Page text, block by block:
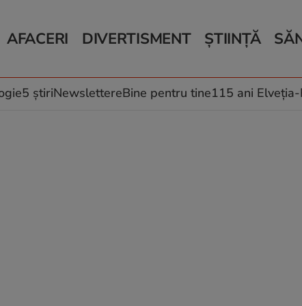
AFACERI
Auto
Locuri de muncă
DIVERTISMENT
Horoscop
Muzică și Filme
ȘTIINȚĂ
Schimbări
5 știriNewslettereBine pentru tine115 ani